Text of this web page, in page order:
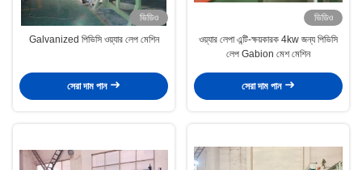
ভিডিও
Galvanized পিভিসি ওয়্যার লেপ মেশিন
সেরা দাম পান
ভিডিও
ওয়্যার লেপা এন্টি-ক্ষয়কারক 4kw জন্য পিভিসি
লেপ Gabion মেশ মেশিন
সেরা দাম পান